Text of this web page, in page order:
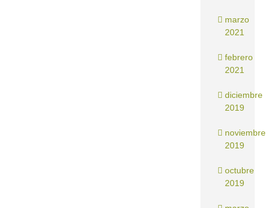
marzo
2021
febrero
2021
diciembre
2019
noviembre
2019
octubre
2019